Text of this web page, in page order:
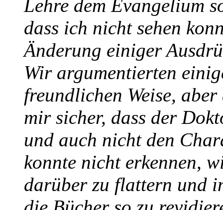
Lehre dem Evangelium
dass ich nicht sehen
Änderung einiger
Wir argumentierten
freundlichen Weise,
mir sicher, dass der
und auch nicht den
konnte nicht erkennen,
darüber zu flattern und